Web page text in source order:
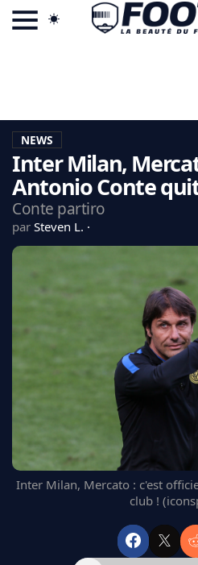
LA CHARTE
VIE PRIVÉE
CGU
CONTACTEZ-NOUS
EDF
REAL MADRID
FC BARCELONE
MANCHESTER UNITED
ARSENAL
BAYERN
L'AVIS DE LA RÉDAC'
NEWS
Inter Milan,
Antonio Conte
Conte partiro
par Steven L.
Inter Milan, Mercato : c'est
club !